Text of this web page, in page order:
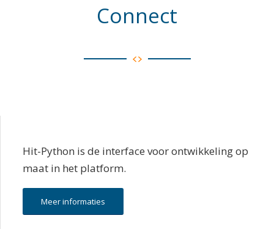
Connect
Hit-Python is de interface voor ontwikkeling op
maat in het platform.
Meer informaties